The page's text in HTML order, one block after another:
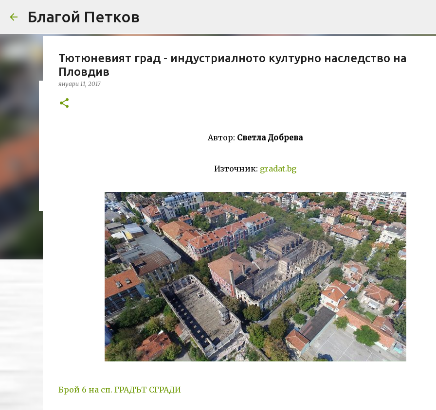
Благой Петков
Добре дошли!
Тютюневият град - индустриалното културно наследство на
Пловдив
януари 11, 2017
Автор: Светла Добрева
Източник: gradat.bg
Брой 6 на сп. ГРАДЪТ СГРАДИ